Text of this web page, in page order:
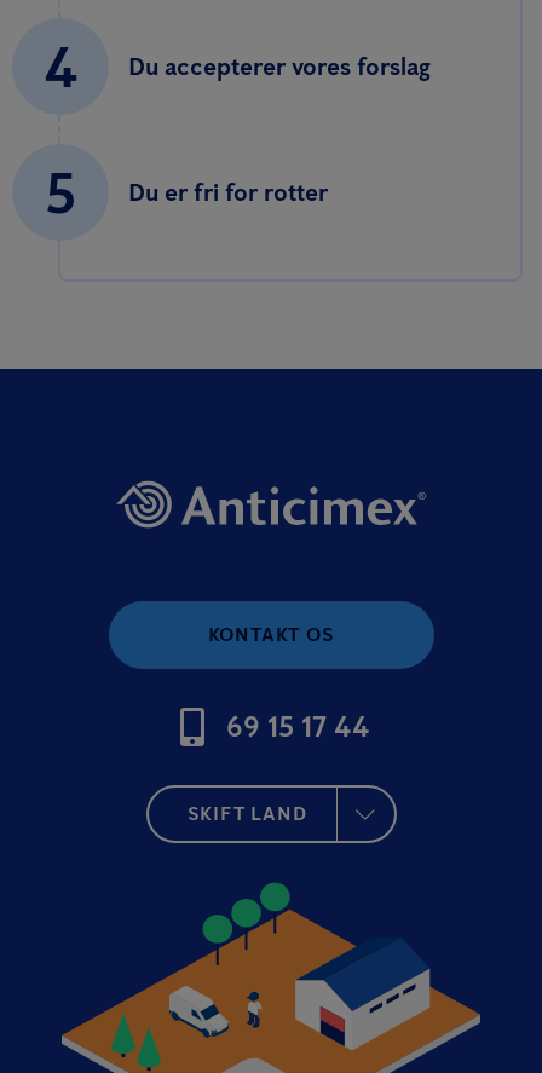
4 Du accepterer vores forslag
5 Du er fri for rotter
KONTAKT OS
69 15 17 44
SKIFT LAND